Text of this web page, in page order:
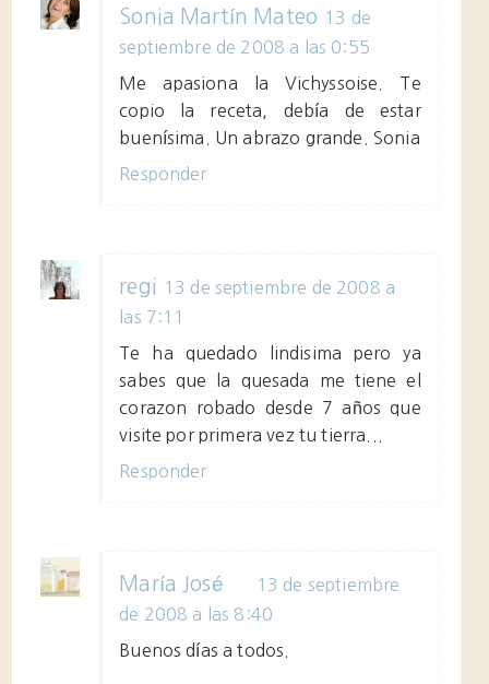
Sonia Martín Mateo 13 de
septiembre de 2008 a las 0:55
Me apasiona la Vichyssoise. Te
copio la receta, debía de estar
buenísima. Un abrazo grande. Sonia
Responder
regi
13 de septiembre de 2008 a
las 7:11
Te ha quedado lindisima pero ya
sabes que la quesada me tiene el
corazon robado desde 7 años que
visite por primera vez tu tierra...
Responder
María José
13 de septiembre
de 2008 a las 8:40
Buenos días a todos.